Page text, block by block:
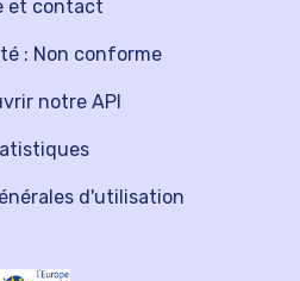
notre API
et contact
: Non conforme
d'utilisation